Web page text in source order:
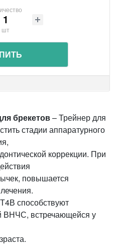
шт
брекетов– Трейнер для
стадии аппаратурного
коррекции. При
повышается
способствуют
ВНЧС, встречающейся у